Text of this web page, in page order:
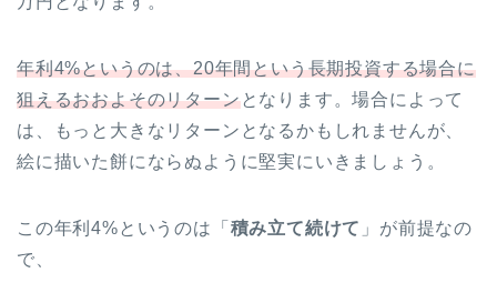
年利4%というのは、20年間という長期投資する場合に
狙えるおおよそのリターンとなります。場合によって
は、もっと大きなリターンとなるかもしれませんが、
絵に描いた餅にならぬように堅実にいきましょう。
この年利4%というのは「 積み立て続けて 」が前提なの
で、